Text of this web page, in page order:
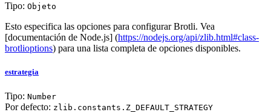
Tipo: Objeto
Esto especifica las opciones para configurar Brotli. Vea
[documentación de Node.js] (https://nodejs.org/api/zlib.html#class-
brotlioptions) para una lista completa de opciones disponibles.
estrategia
Tipo: Number
Por defecto: zlib.constants.Z_DEFAULT_STRATEGY